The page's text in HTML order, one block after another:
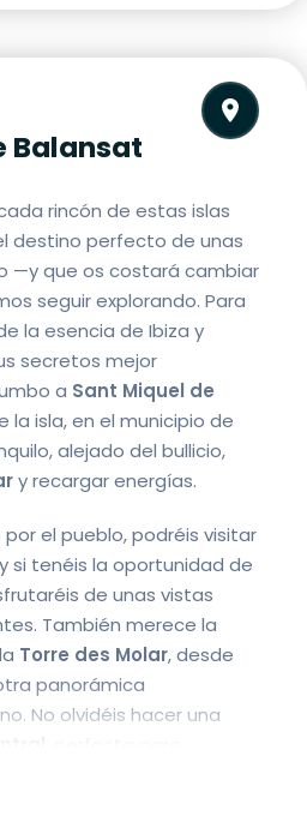
Balansat
rincón de estas islas
destino perfecto de unas
—y que os costará cambiar
seguir explorando. Para
la esencia de Ibiza y
secretos mejor
a Sant Miquel de
la isla, en el municipio de
alejado del bullicio,
y recargar energías.
el pueblo, podréis visitar
si tenéis la oportunidad de
de unas vistas
También merece la
Torre des Molar, desde
panorámica
No olvidéis hacer una
local y
estar juntos.